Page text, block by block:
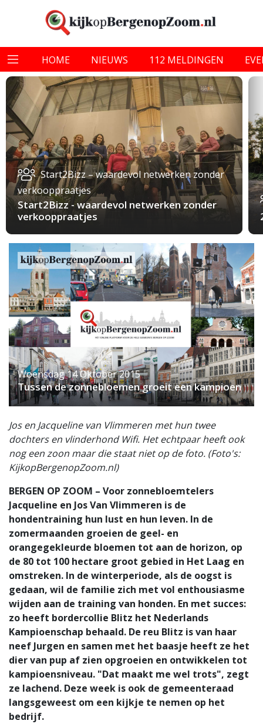
HOME NIEUWS 112 MELDINGEN
Start2Bizz – waardevol netwerken zonder
verkooppraatjes
Start2Bizz - waardevol netwerken zonder
verkooppraatjes
Woensdag 14 Oktober 2015
Tussen de zonnebloemen groeit een kampioen
Jos en Jacqueline van Vlimmeren met hun twee
dochters en vlinderhond Wifi. Het echtpaar heeft ook
nog een zoon maar die staat niet op de foto. (Foto's:
KijkopBergenopZoom.nl)
BERGEN OP ZOOM – Voor zonnebloemtelers
Jacqueline en Jos Van Vlimmeren is de
hondentraining hun lust en hun leven. In de
zomermaanden groeien de geel- en
orangegekleurde bloemen tot aan de horizon, op
de 80 tot 100 hectare groot gebied in Het Laag en
omstreken. In de winterperiode, als de oogst is
gedaan, wil de familie zich met vol enthousiasme
wijden aan de training van honden. En met succes:
zo heeft bordercollie Blitz het Nederlands
Kampioenschap behaald. De reu Blitz is van haar
neef Jurgen en samen met het baasje heeft ze het
dier van pup af zien opgroeien en ontwikkelen tot
kampioensniveau. "Dat maakt me wel trots", zegt
ze lachend. Deze week is ook de gemeenteraad
langsgeweest om een kijkje te nemen op het
bedrijf.